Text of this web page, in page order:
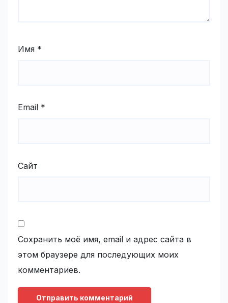
Имя *
Email *
Сайт
Сохранить моё имя, email и адрес сайта в
этом браузере для последующих моих
комментариев.